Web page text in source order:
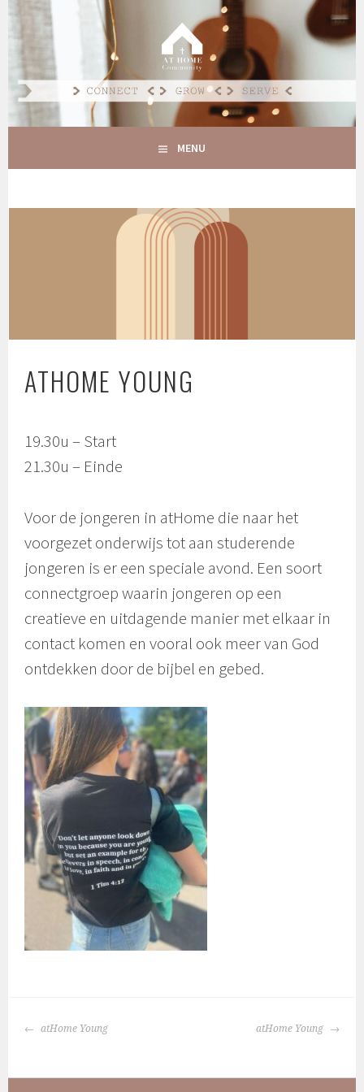
Spring
inhoud
AT HOME COMMUNITY
CONNECT GROW SERVE
MENU
ATHOME YOUNG
19.30u – Start
21.30u – Einde
Voor de jongeren in atHome die naar het
voorgezet onderwijs tot aan studerende
jongeren is er een speciale avond. Een soort
connectgroep waarin jongeren op een
creatieve en uitdagende manier met elkaar in
contact komen en vooral ook meer van God
ontdekken door de bijbel en gebed.
BERICHTNAVIGATIE
atHome Young atHome Young